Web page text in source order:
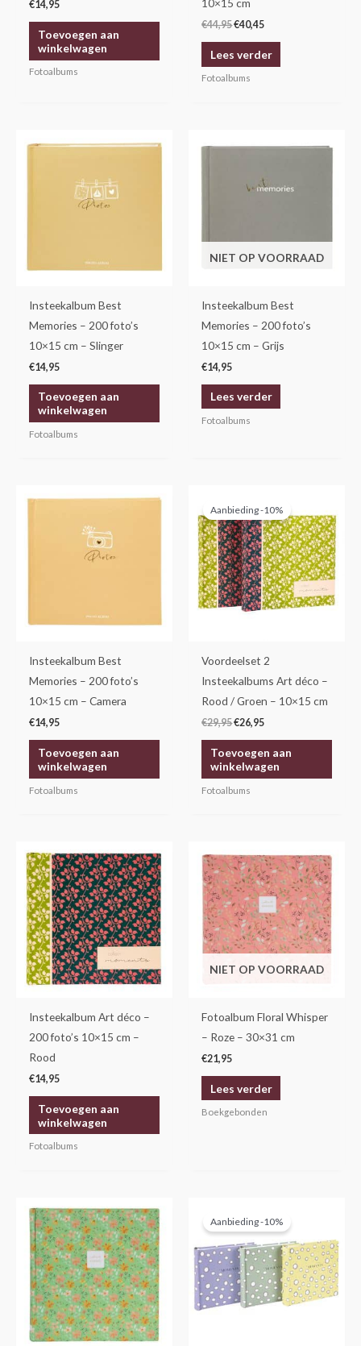
€14,95
Toevoegen aan
winkelwagen
Fotoalbums
10×15 cm
€44,95€40,45
Lees verder
Fotoalbums
Insteekalbum Best
Memories – 200 foto’s
10×15 cm – Slinger
€14,95
Toevoegen aan
winkelwagen
Fotoalbums
NIET OP VOORRAAD
Insteekalbum Best
Memories – 200 foto’s
10×15 cm – Grijs
€14,95
Lees verder
Fotoalbums
Insteekalbum Best
Memories – 200 foto’s
10×15 cm – Camera
€14,95
Toevoegen aan
winkelwagen
Fotoalbums
Aanbieding -10%
Voordeelset 2
Insteekalbums Art déco –
Rood / Groen – 10×15 cm
€29,95
prijs
was:
€29,95.
€26,95
is:
€26,95.
Toevoegen aan
winkelwagen
Fotoalbums
Insteekalbum Art déco –
200 foto’s 10×15 cm –
Rood
€14,95
Toevoegen aan
winkelwagen
Fotoalbums
NIET OP VOORRAAD
Fotoalbum Floral Whisper
– Roze – 30×31 cm
€21,95
Lees verder
Boekgebonden
Aanbieding -10%
prijs
was:
€44,95.
is:
€40,45.